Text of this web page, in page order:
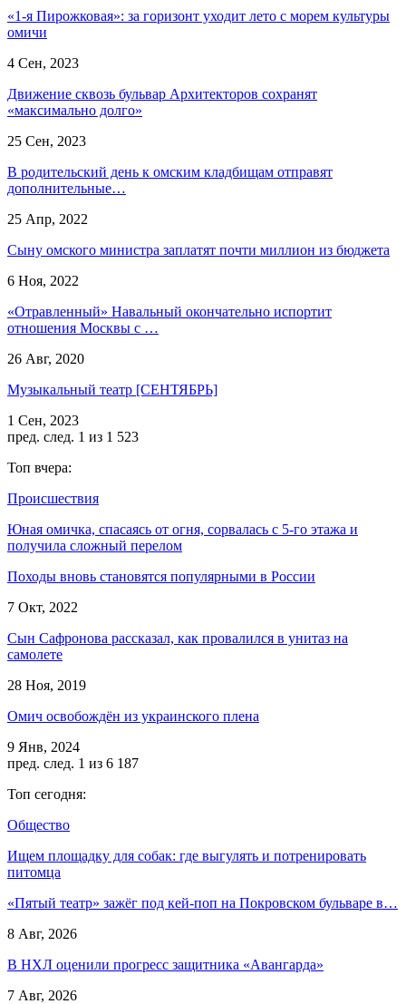
«1-я Пирожковая»: за горизонт уходит лето с морем культуры
омичи
4 Сен, 2023
Движение сквозь бульвар Архитекторов сохранят
«максимально долго»
25 Сен, 2023
В родительский день к омским кладбищам отправят
дополнительные…
25 Апр, 2022
Сыну омского министра заплатят почти миллион из бюджета
6 Ноя, 2022
«Отравленный» Навальный окончательно испортит
отношения Москвы с …
26 Авг, 2020
Музыкальный театр [СЕНТЯБРЬ]
1 Сен, 2023
пред. след. 1 из 1 523
Топ вчера:
Происшествия
Юная омичка, спасаясь от огня, сорвалась с 5-го этажа и
получила сложный перелом
Походы вновь становятся популярными в России
7 Окт, 2022
Сын Сафронова рассказал, как провалился в унитаз на
самолете
28 Ноя, 2019
Омич освобождён из украинского плена
9 Янв, 2024
пред. след. 1 из 6 187
Топ сегодня:
Общество
Ищем площадку для собак: где выгулять и потренировать
питомца
«Пятый театр» зажёг под кей-поп на Покровском бульваре в…
8 Авг, 2026
В НХЛ оценили прогресс защитника «Авангарда»
7 Авг, 2026